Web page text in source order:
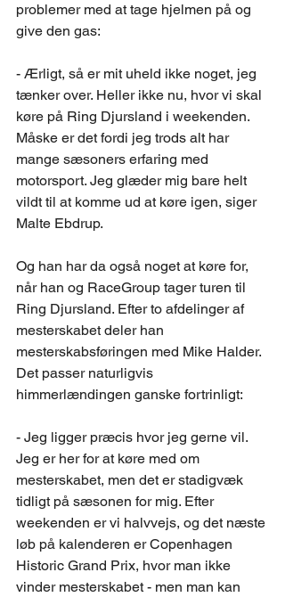
problemer med at tage hjelmen på og
give den gas:
- Ærligt, så er mit uheld ikke noget, jeg
tænker over. Heller ikke nu, hvor vi skal
køre på Ring Djursland i weekenden.
Måske er det fordi jeg trods alt har
mange sæsoners erfaring med
motorsport. Jeg glæder mig bare helt
vildt til at komme ud at køre igen, siger
Malte Ebdrup.
Og han har da også noget at køre for,
når han og RaceGroup tager turen til
Ring Djursland. Efter to afdelinger af
mesterskabet deler han
mesterskabsføringen med Mike Halder.
Det passer naturligvis
himmerlændingen ganske fortrinligt:
- Jeg ligger præcis hvor jeg gerne vil.
Jeg er her for at køre med om
mesterskabet, men det er stadigvæk
tidligt på sæsonen for mig. Efter
weekenden er vi halvvejs, og det næste
løb på kalenderen er Copenhagen
Historic Grand Prix, hvor man ikke
vinder mesterskabet - men man kan